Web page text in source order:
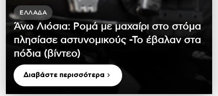
ΕΛΛΆΔΑ
Άνω Λιόσια: Ρομά με μαχαίρι στο στόμα
πλησίασε αστυνομικούς -Το έβαλαν στα
πόδια (βίντεο)
Διαβάστε περισσότερα